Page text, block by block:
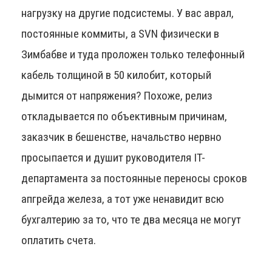
нагрузку на другие подсистемы. У вас аврал,
постоянные коммиты, а SVN физически в
Зимбабве и туда проложен только телефонный
кабель толщиной в 50 килобит, который
дымится от напряжения? Похоже, релиз
откладывается по объективным причинам,
заказчик в бешенстве, начальство нервно
просыпается и душит руководителя IT-
департамента за постоянные переносы сроков
апгрейда железа, а тот уже ненавидит всю
бухгалтерию за то, что те два месяца не могут
оплатить счета.